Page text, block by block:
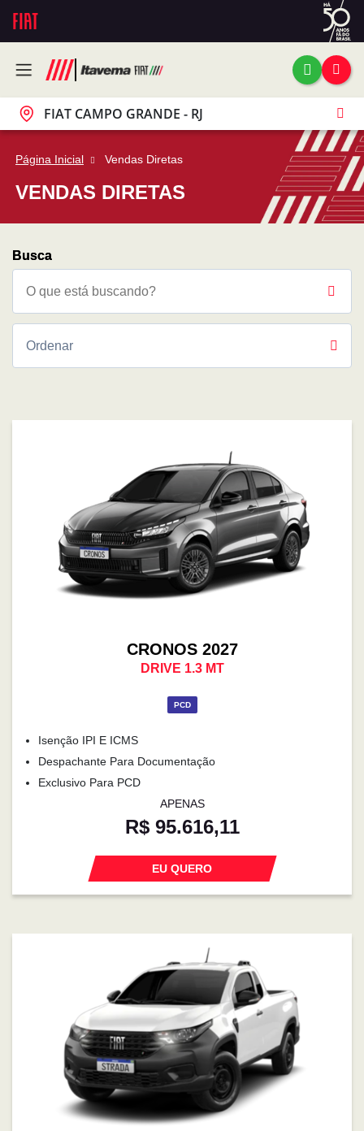
FIAT CAMPO GRANDE - RJ
Página Inicial Vendas Diretas
VENDAS DIRETAS
CRONOS 2027
DRIVE 1.3 MT
PCD
Isenção IPI E ICMS
Despachante Para Documentação
Exclusivo Para PCD
APENAS
R$ 95.616,11
EU QUERO